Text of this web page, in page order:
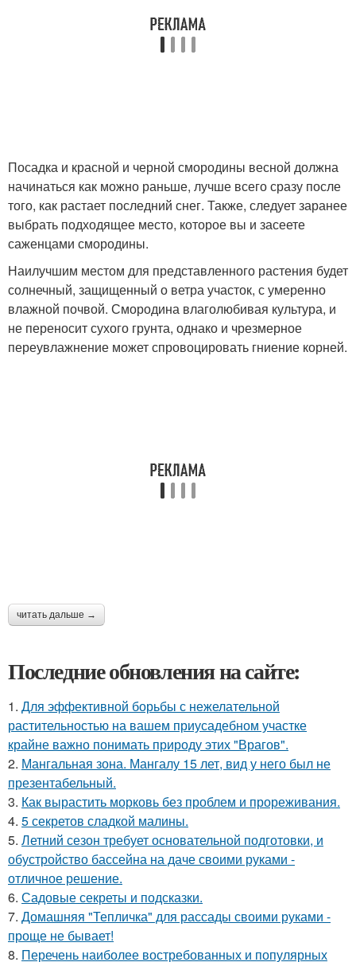
Посадка и красной и черной смородины весной должна
начинаться как можно раньше, лучше всего сразу после
того, как растает последний снег. Также, следует заранее
выбрать подходящее место, которое вы и засеете
саженцами смородины.
Наилучшим местом для представленного растения будет
солнечный, защищенный о ветра участок, с умеренно
влажной почвой. Смородина влаголюбивая культура, и
не переносит сухого грунта, однако и чрезмерное
переувлажнение может спровоцировать гниение корней.
читать дальше →
Последние обновления на сайте:
1. Для эффективной борьбы с нежелательной
растительностью на вашем приусадебном участке
крайне важно понимать природу этих "Врагов".
2. Мангальная зона. Мангалу 15 лет, вид у него был не
презентабельный.
3. Как вырастить морковь без проблем и прореживания.
4. 5 секретов сладкой малины.
5. Летний сезон требует основательной подготовки, и
обустройство бассейна на даче своими руками -
отличное решение.
6. Садовые секреты и подсказки.
7. Домашняя "Тепличка" для рассады своими руками -
проще не бывает!
8. Перечень наиболее востребованных и популярных